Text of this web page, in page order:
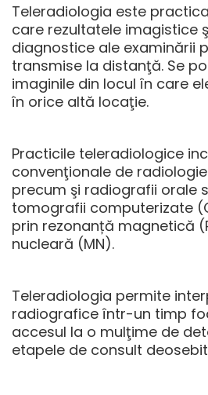
Teleradiologia este
care rezultatele imagistice
diagnostice ale examinării
transmise la distanţă. Se
imaginile din locul în care
în orice altă locaţie.
Practicile teleradiologice
convenţionale de
precum şi radiografii orale
tomografii computerizate
prin rezonanță magnetică
nucleară (MN).
Teleradiologia permite
radiografice într-un timp
accesul la o mulţime de
etapele de consult